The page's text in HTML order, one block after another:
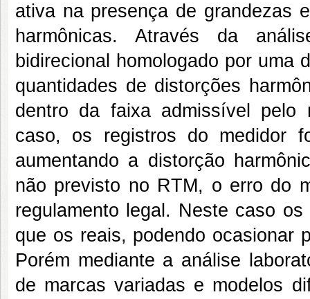
ativa na presença de grandezas
harmônicas. Através da
bidirecional homologado por uma
quantidades de distorções
dentro da faixa admissível pelo
caso, os registros do medidor
aumentando a distorção
não previsto no RTM, o erro do
regulamento legal. Neste caso
que os reais, podendo ocasionar
Porém mediante a análise
de marcas variadas e modelos